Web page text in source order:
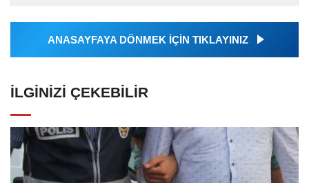
tarafından geçilen tüm...
ANASAYFAYA DÖNMEK İÇİN TIKLAYINIZ
İLGINIZI ÇEKEBILIR